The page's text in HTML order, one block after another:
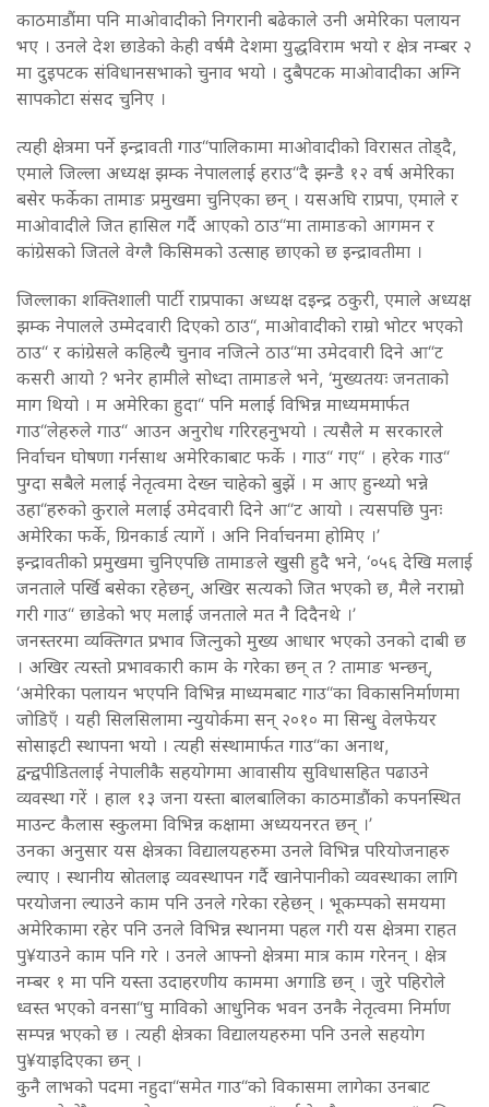
काठमाडौंमा पनि माओवादीको निगरानी बढेकाले उनी अमेरिका पलायन
भए । उनले देश छाडेको केही वर्षमै देशमा युद्धविराम भयो र क्षेत्र नम्बर २
मा दुइपटक संविधानसभाको चुनाव भयो । दुबैपटक माओवादीका अग्नि
सापकोटा संसद चुनिए ।
त्यही क्षेत्रमा पर्ने इन्द्रावती गाउ“पालिकामा माओवादीको विरासत तोड्दै,
एमाले जिल्ला अध्यक्ष झम्क नेपाललाई हराउ“दै झन्डै १२ वर्ष अमेरिका
बसेर फर्केका तामाङ प्रमुखमा चुनिएका छन् । यसअघि राप्रपा, एमाले र
माओवादीले जित हासिल गर्दै आएको ठाउ“मा तामाङको आगमन र
कांग्रेसको जितले वेग्लै किसिमको उत्साह छाएको छ इन्द्रावतीमा ।
जिल्लाका शक्तिशाली पार्टी राप्रपाका अध्यक्ष दइन्द्र ठकुरी, एमाले अध्यक्ष
झम्क नेपालले उम्मेदवारी दिएको ठाउ“, माओवादीको राम्रो भोटर भएको
ठाउ“ र कांग्रेसले कहिल्यै चुनाव नजित्ने ठाउ“मा उमेदवारी दिने आ“ट
कसरी आयो ? भनेर हामीले सोध्दा तामाङले भने, ‘मुख्यतयः जनताको
माग थियो । म अमेरिका हुदा“ पनि मलाई विभिन्न माध्यममार्फत
गाउ“लेहरुले गाउ“ आउन अनुरोध गरिरहनुभयो । त्यसैले म सरकारले
निर्वाचन घोषणा गर्नसाथ अमेरिकाबाट फर्के । गाउ“ गए“ । हरेक गाउ“
पुग्दा सबैले मलाई नेतृत्वमा देख्न चाहेको बुझें । म आए हुन्थ्यो भन्ने
उहा“हरुको कुराले मलाई उमेदवारी दिने आ“ट आयो । त्यसपछि पुनः
अमेरिका फर्के, ग्रिनकार्ड त्यागें । अनि निर्वाचनमा होमिए ।’
इन्द्रावतीको प्रमुखमा चुनिएपछि तामाङले खुसी हुदै भने, ‘०५६ देखि मलाई
जनताले पर्खि बसेका रहेछन्, अखिर सत्यको जित भएको छ, मैले नराम्रो
गरी गाउ“ छाडेको भए मलाई जनताले मत नै दिदैनथे ।’
जनस्तरमा व्यक्तिगत प्रभाव जित्नुको मुख्य आधार भएको उनको दाबी छ
। अखिर त्यस्तो प्रभावकारी काम के गरेका छन् त ? तामाङ भन्छन्,
‘अमेरिका पलायन भएपनि विभिन्न माध्यमबाट गाउ“का विकासनिर्माणमा
जोडिएँ । यही सिलसिलामा न्युयोर्कमा सन् २०१० मा सिन्धु वेलफेयर
सोसाइटी स्थापना भयो । त्यही संस्थामार्फत गाउ“का अनाथ,
द्वन्द्वपीडितलाई नेपालीकै सहयोगमा आवासीय सुविधासहित पढाउने
व्यवस्था गरें । हाल १३ जना यस्ता बालबालिका काठमाडौंको कपनस्थित
माउन्ट कैलास स्कुलमा विभिन्न कक्षामा अध्ययनरत छन् ।’
उनका अनुसार यस क्षेत्रका विद्यालयहरुमा उनले विभिन्न परियोजनाहरु
ल्याए । स्थानीय स्रोतलाइ व्यवस्थापन गर्दै खानेपानीको व्यवस्थाका लागि
परयोजना ल्याउने काम पनि उनले गरेका रहेछन् । भूकम्पको समयमा
अमेरिकामा रहेर पनि उनले विभिन्न स्थानमा पहल गरी यस क्षेत्रमा राहत
पु¥याउने काम पनि गरे । उनले आफ्नो क्षेत्रमा मात्र काम गरेनन् । क्षेत्र
नम्बर १ मा पनि यस्ता उदाहरणीय काममा अगाडि छन् । जुरे पहिरोले
ध्वस्त भएको वनसा“घु माविको आधुनिक भवन उनकै नेतृत्वमा निर्माण
सम्पन्न भएको छ । त्यही क्षेत्रका विद्यालयहरुमा पनि उनले सहयोग
पु¥याइदिएका छन् ।
कुनै लाभको पदमा नहुदा“समेत गाउ“को विकासमा लागेका उनबाट